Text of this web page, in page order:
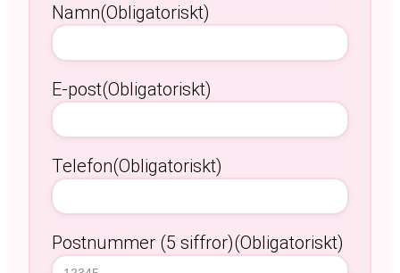
Namn(Obligatoriskt)
E-post(Obligatoriskt)
Telefon(Obligatoriskt)
Postnummer (5 siffror)(Obligatoriskt)